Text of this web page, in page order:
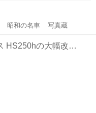
昭和の名車 写真蔵
レクサス HS250hの大幅改良はフロントマスクの変更だけでなく、ハンドリングとフットワークも一新した【10年ひと昔の新車】